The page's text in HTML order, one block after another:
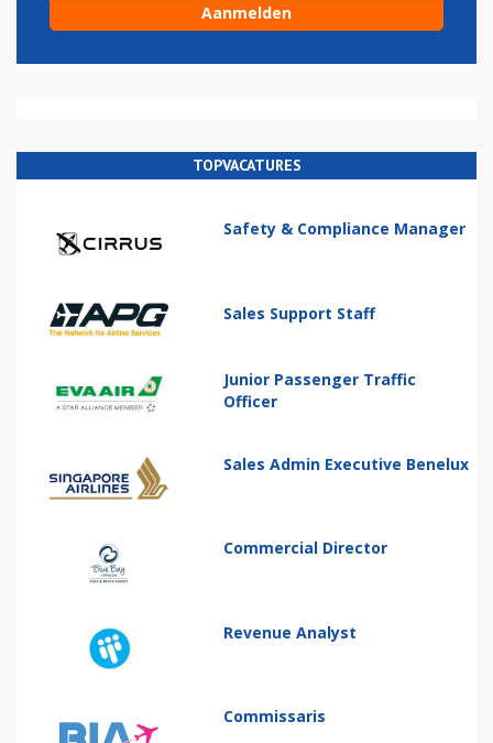
TOPVACATURES
Safety & Compliance Manager
Sales Support Staff
Junior Passenger Traffic
Officer
Sales Admin Executive Benelux
Commercial Director
Revenue Analyst
Commissaris